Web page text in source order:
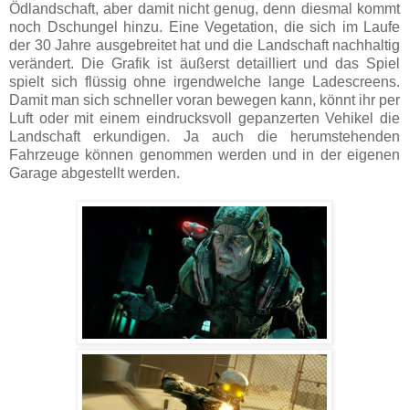
Ödlandschaft, aber damit nicht genug, denn diesmal kommt
noch Dschungel hinzu. Eine Vegetation, die sich im Laufe
der 30 Jahre ausgebreitet hat und die Landschaft nachhaltig
verändert. Die Grafik ist äußerst detailliert und das Spiel
spielt sich flüssig ohne irgendwelche lange Ladescreens.
Damit man sich schneller voran bewegen kann, könnt ihr per
Luft oder mit einem eindrucksvoll gepanzerten Vehikel die
Landschaft erkundigen. Ja auch die herumstehenden
Fahrzeuge können genommen werden und in der eigenen
Garage abgestellt werden.